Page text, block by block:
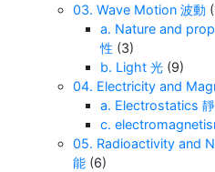
03. Wave Motion 波動
a. Nature and
性 (3)
b. Light 光 (9)
04. Electricity and
a. Electrostatics
c.
05. Radioactivity and
能 (6)